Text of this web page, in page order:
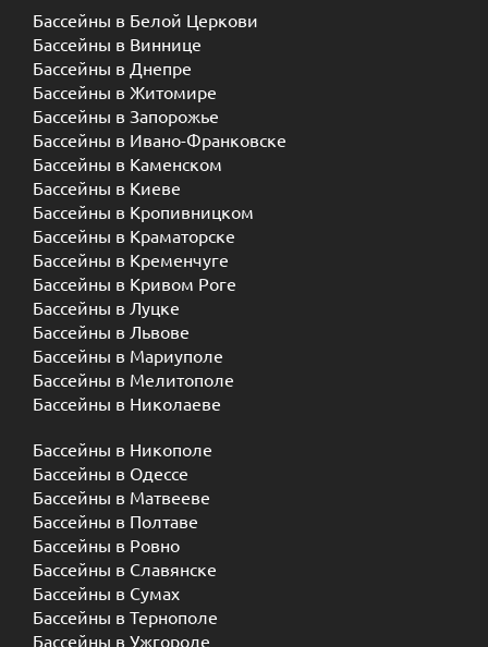
Бассейны в Белой Церкови
Бассейны в Виннице
Бассейны в Днепре
Бассейны в Житомире
Бассейны в Запорожье
Бассейны в Ивано-Франковске
Бассейны в Каменском
Бассейны в Киеве
Бассейны в Кропивницком
Бассейны в Краматорске
Бассейны в Кременчуге
Бассейны в Кривом Роге
Бассейны в Луцке
Бассейны в Львове
Бассейны в Мариуполе
Бассейны в Мелитополе
Бассейны в Николаеве
Бассейны в Никополе
Бассейны в Одессе
Бассейны в Матвееве
Бассейны в Полтаве
Бассейны в Ровно
Бассейны в Славянске
Бассейны в Сумах
Бассейны в Тернополе
Бассейны в Ужгороде